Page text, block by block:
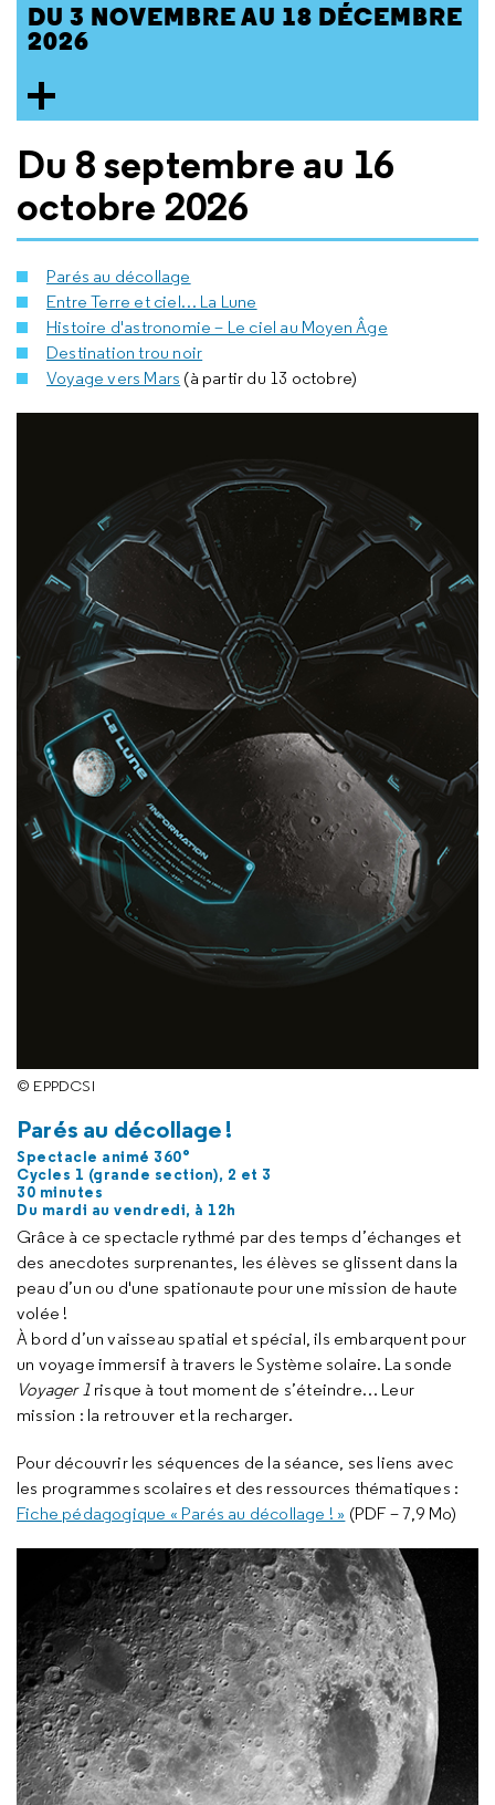
DU 3 NOVEMBRE AU 18 DÉCEMBRE
2026
Du 8 septembre au 16
octobre 2026
Parés au décollage
Entre Terre et ciel… La Lune
Histoire d'astronomie – Le ciel au Moyen Âge
Destination trou noir
Voyage vers Mars (à partir du 13 octobre)
© EPPDCSI
Parés au décollage !
Spectacle animé 360°
Cycles 1 (grande section), 2 et 3
30 minutes
Du mardi au vendredi, à 12h
Grâce à ce spectacle rythmé par des temps d’échanges et
des anecdotes surprenantes, les élèves se glissent dans la
peau d’un ou d'une spationaute pour une mission de haute
volée !
À bord d’un vaisseau spatial et spécial, ils embarquent pour
un voyage immersif à travers le Système solaire. La sonde
Voyager 1risque à tout moment de s’éteindre… Leur
mission : la retrouver et la recharger.
Pour découvrir les séquences de la séance, ses liens avec
les programmes scolaires et des ressources thématiques :
Fiche pédagogique « Parés au décollage ! » (PDF – 7,9 Mo)